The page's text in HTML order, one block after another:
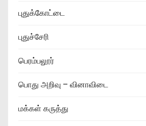
புதுக்கோட்டை
புதுச்சேரி
பெரம்பலூர்
பொது அறிவு – வினாவிடை
மக்கள் கருத்து